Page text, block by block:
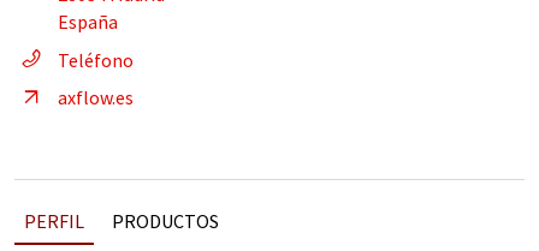
España
Teléfono
axflow.es
PERFIL PRODUCTOS